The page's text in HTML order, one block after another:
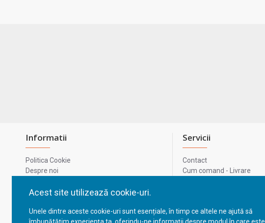
Acest site utilizează cookie-uri.
Unele dintre aceste cookie-uri sunt esențiale, în timp ce altele ne ajută să
Informatii
Politica Cookie
Despre noi
Confidentialitate
GDPR - Datele tale
Servicii
Contact
Cum comand - Livrare
ANPC